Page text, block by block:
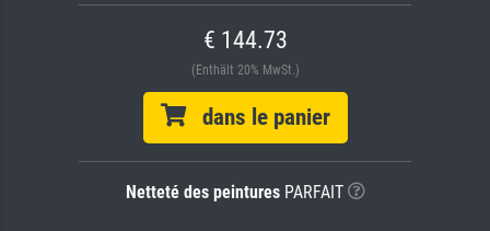
€ 144.73
(Enthält 20% MwSt.)
dans le panier
Netteté des peinturesPARFAIT